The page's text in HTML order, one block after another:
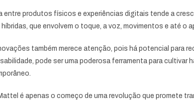
entre produtos físicos e experiências digitais tende a
que envolvem o toque, a voz, movimentos e até o
também merece atenção, pois há potencial para
pode ser uma poderosa ferramenta para
é apenas o começo de uma revolução que promete